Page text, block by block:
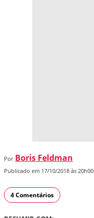
Por Boris Feldman
Publicado em 17/10/2018 às 20h00
4 Comentários